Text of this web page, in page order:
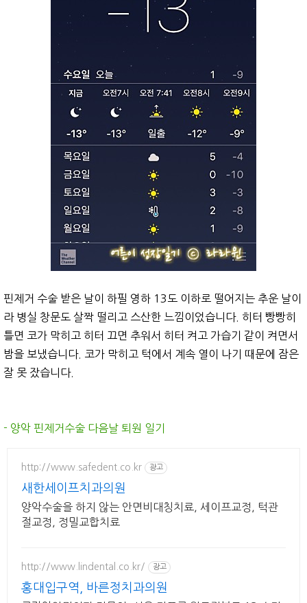
핀제거 수술 받은 날이 하필 영하 13도 이하로 떨어지는 추운 날이
라 병실 창문도 살짝 떨리고 스산한 느낌이었습니다. 히터 빵빵히
틀면 코가 막히고 히터 끄면 추워서 히터 켜고 가습기 같이 켜면서
밤을 보냈습니다. 코가 막히고 턱에서 계속 열이 나기 때문에 잠은
잘 못 잤습니다.
- 양악 핀제거수술 다음날 퇴원 일기
http://www.safedent.co.kr 광고
새한세이프치과의원
양악수술을 하지 않는 안면비대칭치료, 세이프교정, 턱관
절교정, 정밀교합치료
http://www.lindental.co.kr/ 광고
홍대입구역, 바른정치과의원